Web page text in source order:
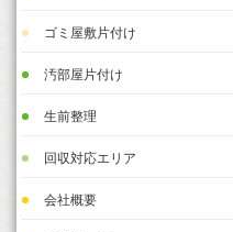
ゴミ屋敷片付け
汚部屋片付け
生前整理
回収対応エリア
会社概要